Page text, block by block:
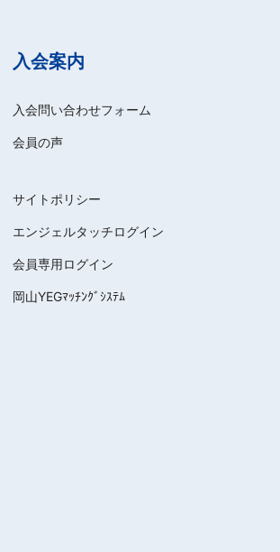
入会案内
入会問い合わせフォーム
会員の声
サイトポリシー
エンジェルタッチログイン
会員専用ログイン
岡山YEGﾏｯﾁﾝｸﾞｼｽﾃﾑ